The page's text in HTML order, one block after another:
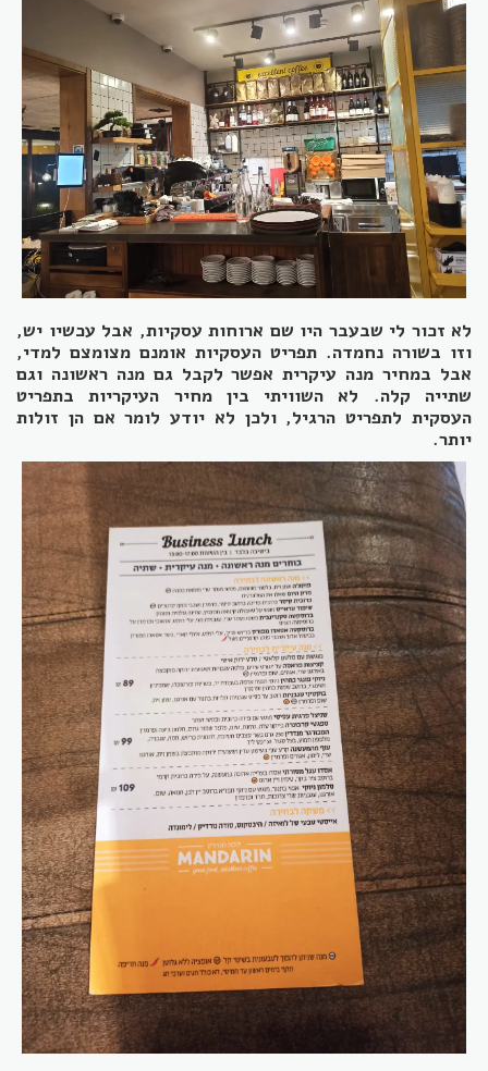
לא זכור לי שבעבר היו שם ארוחות עסקיות, אבל עכשיו יש,
וזו בשורה נחמדה. תפריט העסקיות אומנם מצומצם למדי,
אבל במחיר מנה עיקרית אפשר לקבל גם מנה ראשונה וגם
שתייה קלה. לא השוויתי בין מחיר העיקריות בתפריט
העסקית לתפריט הרגיל, ולכן לא יודע לומר אם הן זולות
יותר.